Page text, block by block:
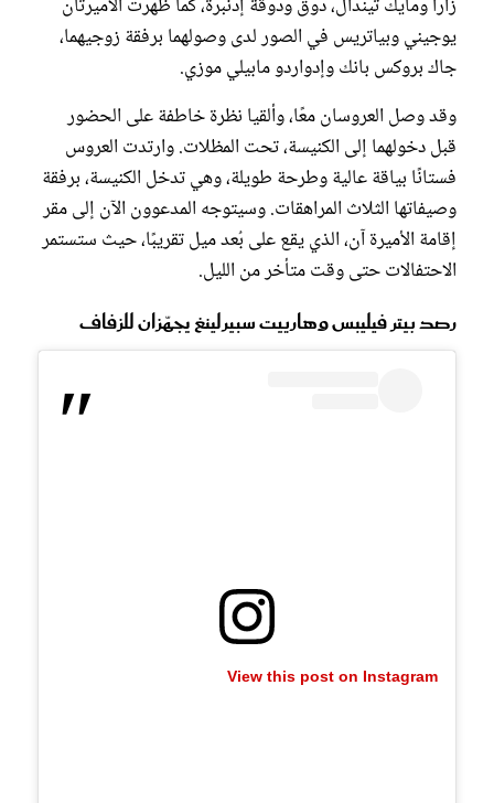
زارا ومايك تيندال، دوق ودوقة إدنبرة، كما ظهرت الأميرتان
يوجيني وبياتريس في الصور لدى وصولهما برفقة زوجيهما،
جاك بروكس بانك وإدواردو مابيلي موزي.
وقد وصل العروسان معًا، وألقيا نظرة خاطفة على الحضور
قبل دخولهما إلى الكنيسة، تحت المظلات. وارتدت العروس
فستانًا بياقة عالية وطرحة طويلة، وهي تدخل الكنيسة، برفقة
وصيفاتها الثلاث المراهقات. وسيتوجه المدعوون الآن إلى مقر
إقامة الأميرة آن، الذي يقع على بُعد ميل تقريبًا، حيث ستستمر
الاحتفالات حتى وقت متأخر من الليل.
رصد بيتر فيليبس وهارييت سبيرلينغ يجهّزان للزفاف
View this post on Instagram